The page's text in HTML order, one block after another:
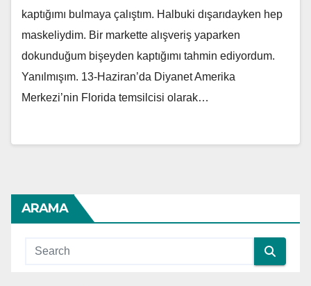
kaptığımı bulmaya çalıştım. Halbuki dışarıdayken hep
maskeliydim. Bir markette alışveriş yaparken
dokunduğum bişeyden kaptığımı tahmin ediyordum.
Yanılmışım. 13-Haziran’da Diyanet Amerika
Merkezi’nin Florida temsilcisi olarak…
ARAMA